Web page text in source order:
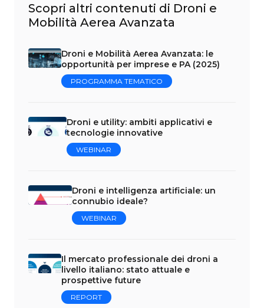
Scopri altri contenuti di Droni e
Mobilità Aerea Avanzata
Droni e Mobilità Aerea Avanzata: le
opportunità per imprese e PA (2025)
PROGRAMMA TEMATICO
Droni e utility: ambiti applicativi e
tecnologie innovative
WEBINAR
Droni e intelligenza artificiale: un
connubio ideale?
WEBINAR
Il mercato professionale dei droni a
livello italiano: stato attuale e
prospettive future
REPORT